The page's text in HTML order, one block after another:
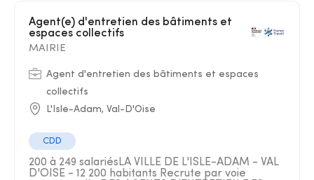
Agent(e) d'entretien des bâtiments et
espaces collectifs
MAIRIE
Agent d'entretien des bâtiments et espaces
collectifs
L'Isle-Adam, Val-D'Oise
CDD
200 à 249 salariésLA VILLE DE L'ISLE-ADAM - VAL
D'OISE - 12 200 habitants Recrute par voie